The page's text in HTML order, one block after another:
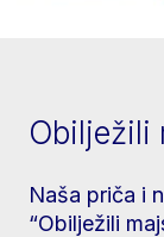
Obilježili
Naša priča i
“Obilježili